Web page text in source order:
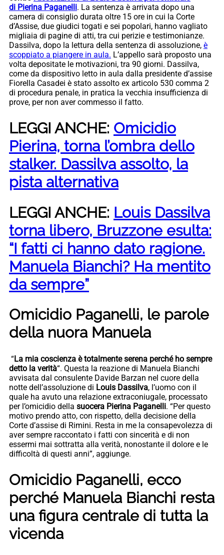
di Pierina Paganelli. La sentenza è arrivata dopo una
camera di consiglio durata oltre 15 ore in cui la Corte
d’Assise, due giudici togati e sei popolari, hanno vagliato
migliaia di pagine di atti, tra cui perizie e testimonianze.
Dassilva, dopo la lettura della sentenza di assoluzione, è
scoppiato a piangere in aula. L’appello sarà proposto una
volta depositate le motivazioni, tra 90 giorni. Dassilva,
come da dispositivo letto in aula dalla presidente d’assise
Fiorella Casadei è stato assolto ex articolo 530 comma 2
di procedura penale, in pratica la vecchia insufficienza di
prove, per non aver commesso il fatto.
LEGGI ANCHE: Omicidio
Pierina, torna l’ombra dello
stalker. Dassilva assolto, la
pista alternativa
LEGGI ANCHE: Louis Dassilva
torna libero, Bruzzone esulta:
“I fatti ci hanno dato ragione.
Manuela Bianchi? Ha mentito
da sempre”
Omicidio Paganelli, le parole
della nuora Manuela
“La mia coscienza è totalmente serena perché ho sempre
detto la verità“. Questa la reazione di Manuela Bianchi
avvisata dal consulente Davide Barzan nel cuore della
notte dell’assoluzione di Louis Dassilva, l’uomo con il
quale ha avuto una relazione extraconiugale, processato
per l’omicidio della suocera Pierina Paganelli. “Per questo
motivo prendo atto, con rispetto, della decisione della
Corte d’assise di Rimini. Resta in me la consapevolezza di
aver sempre raccontato i fatti con sincerità e di non
essermi mai sottratta alla verità, nonostante il dolore e le
difficoltà di questi anni”, aggiunge.
Omicidio Paganelli, ecco
perché Manuela Bianchi resta
una figura centrale di tutta la
vicenda